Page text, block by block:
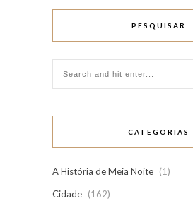
PESQUISAR
CATEGORIAS
A História de Meia Noite (1)
Cidade (162)